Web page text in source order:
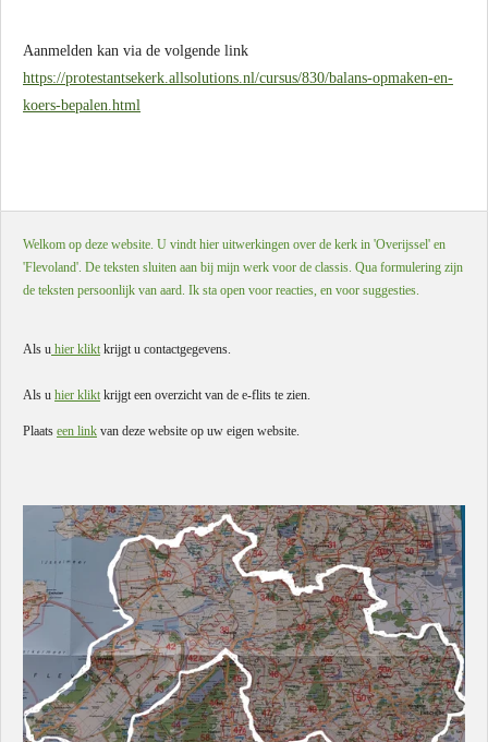
Aanmelden kan via de volgende link
https://protestantsekerk.allsolutions.nl/cursus/830/balans-opmaken-en-
koers-bepalen.html
Welkom op deze website. U vindt hier uitwerkingen over de kerk in 'Overijssel' en
'Flevoland'. De teksten sluiten aan bij mijn werk voor de classis. Qua formulering zijn
de teksten persoonlijk van aard. Ik sta open voor reacties, en voor suggesties.
Als u hier klikt krijgt u contactgegevens.
Als u hier klikt krijgt een overzicht van de e-flits te zien.
Plaats een link van deze website op uw eigen website.